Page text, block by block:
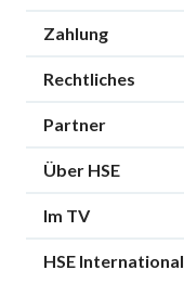
Zahlung
Rechtliches
Partner
Über HSE
Im TV
HSE International